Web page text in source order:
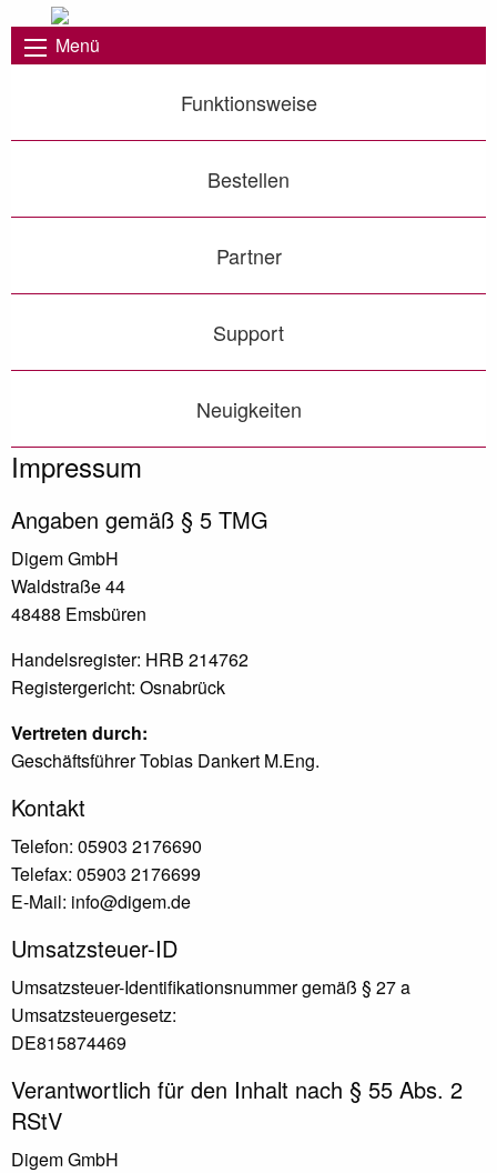
Menü
Funktionsweise
Bestellen
Partner
Support
Neuigkeiten
Impressum
Angaben gemäß § 5 TMG
Digem GmbH
Waldstraße 44
48488 Emsbüren
Handelsregister: HRB 214762
Registergericht: Osnabrück
Vertreten durch:
Geschäftsführer Tobias Dankert M.Eng.
Kontakt
Telefon: 05903 2176690
Telefax: 05903 2176699
E-Mail: info@digem.de
Umsatzsteuer-ID
Umsatzsteuer-Identifikationsnummer gemäß § 27 a
Umsatzsteuergesetz:
DE815874469
Verantwortlich für den Inhalt nach § 55 Abs. 2
RStV
Digem GmbH